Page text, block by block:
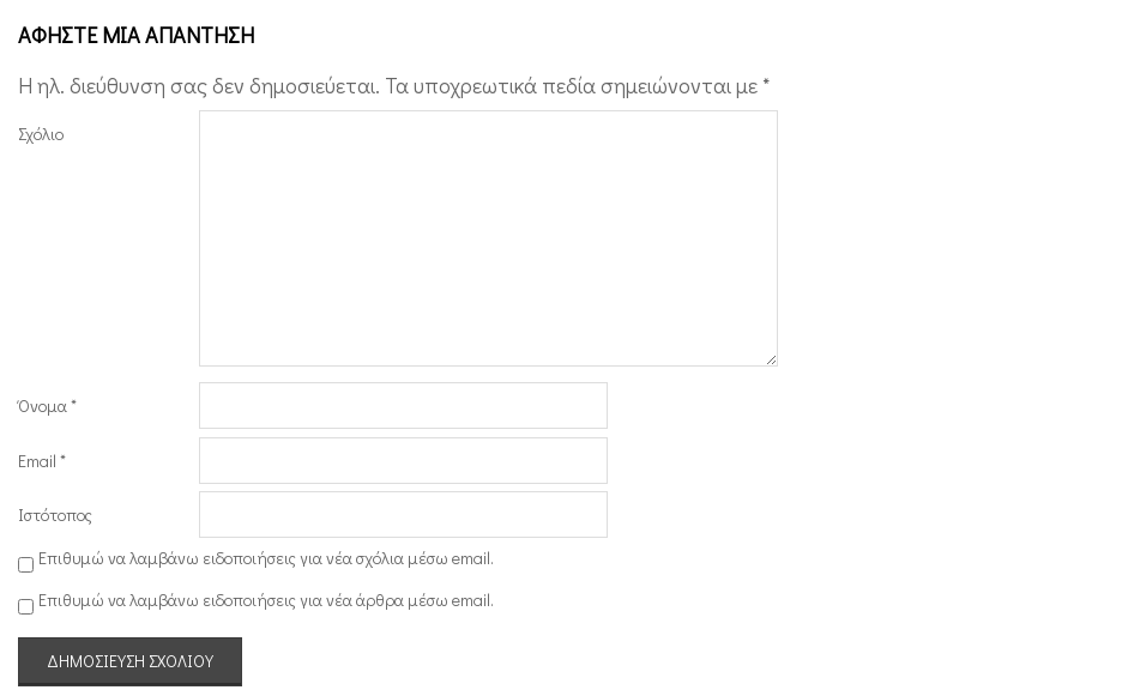
lΑΦΉΣΤΕ ΜΙΑ ΑΠΆΝΤΗΣΗ
Η ηλ. διεύθυνση σας δεν δημοσιεύεται. Τα υποχρεωτικά πεδία σημειώνονται με *
Σχόλιο
Όνομα*
Email *
Ιστότοπος
Επιθυμώ να λαμβάνω ειδοποιήσεις για νέα σχόλια μέσω email.
Επιθυμώ να λαμβάνω ειδοποιήσεις για νέα άρθρα μέσω email.